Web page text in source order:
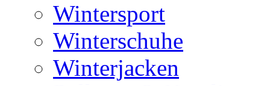
Wintersport
Winterschuhe
Winterjacken